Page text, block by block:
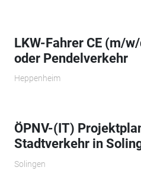
LKW-Fahrer CE (m/
oder Pendelverkehr
Heppenheim
ÖPNV-(IT)
Stadtverkehr in
Solingen